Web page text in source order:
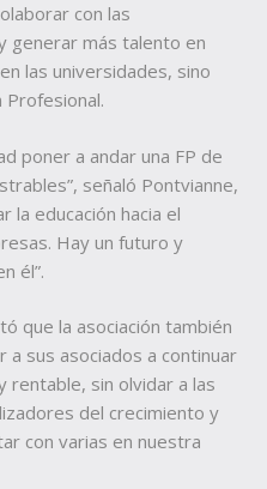
con las
generar más talento en
las universidades, sino
Profesional.
poner a andar una FP de
señaló Pontvianne,
la educación hacia el
Hay un futuro y
él”.
que la asociación también
a sus asociados a continuar
rentable, sin olvidar a las
del crecimiento y
con varias en nuestra